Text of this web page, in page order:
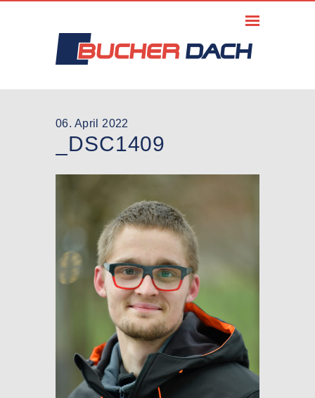
06. April 2022
_DSC1409